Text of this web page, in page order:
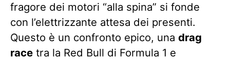
fragore dei motori “alla spina” si fonde
con l’elettrizzante attesa dei presenti.
Questo è un confronto epico, una drag
race tra la Red Bull di Formula 1 e